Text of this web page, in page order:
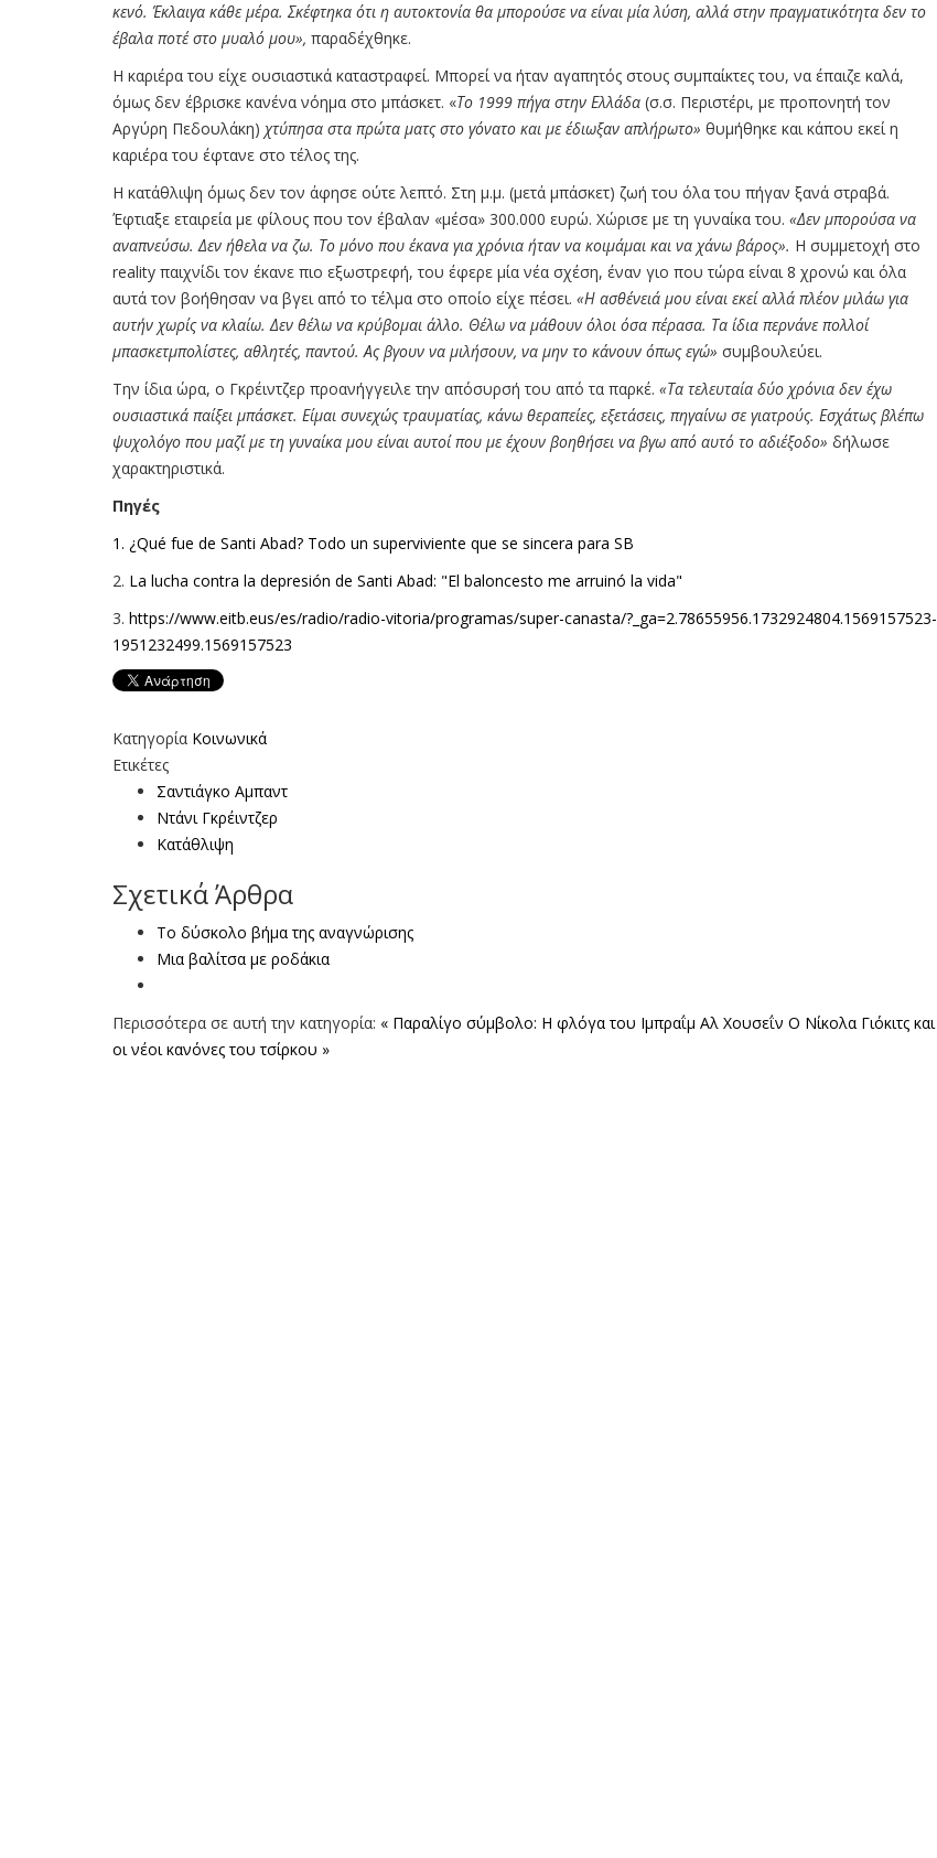
κενό. Έκλαιγα κάθε μέρα. Σκέφτηκα ότι η αυτοκτονία θα μπορούσε να είναι μία λύση, αλλά στην πραγματικότητα δεν το
έβαλα ποτέ στο μυαλό μου», παραδέχθηκε.
Η καριέρα του είχε ουσιαστικά καταστραφεί. Μπορεί να ήταν αγαπητός στους συμπαίκτες του, να έπαιζε καλά,
όμως δεν έβρισκε κανένα νόημα στο μπάσκετ. «Το 1999 πήγα στην Ελλάδα (σ.σ. Περιστέρι, με προπονητή τον
Αργύρη Πεδουλάκη) χτύπησα στα πρώτα ματς στο γόνατο και με έδιωξαν απλήρωτο» θυμήθηκε και κάπου εκεί η
καριέρα του έφτανε στο τέλος της.
Η κατάθλιψη όμως δεν τον άφησε ούτε λεπτό. Στη μ.μ. (μετά μπάσκετ) ζωή του όλα του πήγαν ξανά στραβά.
Έφτιαξε εταιρεία με φίλους που τον έβαλαν «μέσα» 300.000 ευρώ. Χώρισε με τη γυναίκα του. «Δεν μπορούσα να
αναπνεύσω. Δεν ήθελα να ζω. Το μόνο που έκανα για χρόνια ήταν να κοιμάμαι και να χάνω βάρος». Η συμμετοχή στο
reality παιχνίδι τον έκανε πιο εξωστρεφή, του έφερε μία νέα σχέση, έναν γιο που τώρα είναι 8 χρονώ και όλα
αυτά τον βοήθησαν να βγει από το τέλμα στο οποίο είχε πέσει. «Η ασθένειά μου είναι εκεί αλλά πλέον μιλάω για
αυτήν χωρίς να κλαίω. Δεν θέλω να κρύβομαι άλλο. Θέλω να μάθουν όλοι όσα πέρασα. Τα ίδια περνάνε πολλοί
μπασκετμπολίστες, αθλητές, παντού. Ας βγουν να μιλήσουν, να μην το κάνουν όπως εγώ» συμβουλεύει.
Την ίδια ώρα, ο Γκρέιντζερ προανήγγειλε την απόσυρσή του από τα παρκέ. «Τα τελευταία δύο χρόνια δεν έχω
ουσιαστικά παίξει μπάσκετ. Είμαι συνεχώς τραυματίας, κάνω θεραπείες, εξετάσεις, πηγαίνω σε γιατρούς. Εσχάτως βλέπω
ψυχολόγο που μαζί με τη γυναίκα μου είναι αυτοί που με έχουν βοηθήσει να βγω από αυτό το αδιέξοδο» δήλωσε
χαρακτηριστικά.
Πηγές
1. ¿Qué fue de Santi Abad? Todo un superviviente que se sincera para SB
2. La lucha contra la depresión de Santi Abad: "El baloncesto me arruinó la vida"
3. https://www.eitb.eus/es/radio/radio-vitoria/programas/super-canasta/?_ga=2.78655956.1732924804.1569157523-
1951232499.1569157523
Κατηγορία Κοινωνικά
Ετικέτες
Σαντιάγκο Αμπαντ
Ντάνι Γκρέιντζερ
Κατάθλιψη
Σχετικά Άρθρα
Το δύσκολο βήμα της αναγνώρισης
Μια βαλίτσα με ροδάκια
Περισσότερα σε αυτή την κατηγορία: « Παραλίγο σύμβολο: Η φλόγα του Ιμπραΐμ Αλ Χουσεΐν O Νίκολα Γιόκιτς και
οι νέοι κανόνες του τσίρκου »